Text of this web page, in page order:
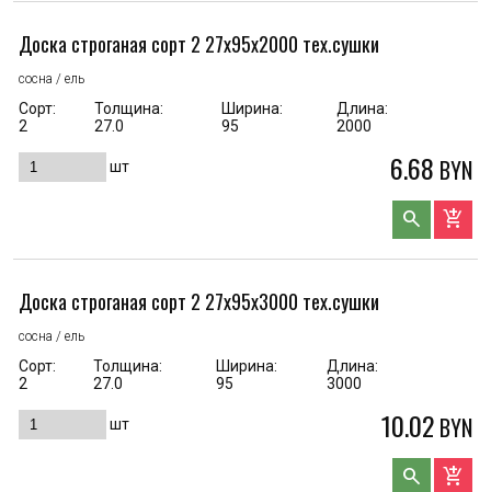
Доска строганая сорт 2 27x95x2000 тех.сушки
сосна / ель
Сорт:
2
Толщина:
27.0
Ширина:
95
Длина:
2000
шт 6.68 BYN
search add_shopping_cart
Доска строганая сорт 2 27x95x3000 тех.сушки
сосна / ель
Сорт:
2
Толщина:
27.0
Ширина:
95
Длина:
3000
шт 10.02 BYN
search add_shopping_cart